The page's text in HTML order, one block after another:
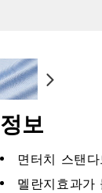
정보
면터치 스탠
멜란지효과가